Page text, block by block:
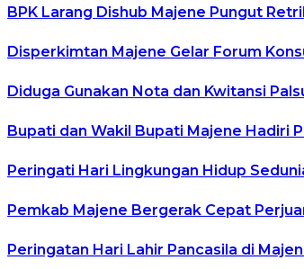
BPK Larang Dishub Majene Pungut
Disperkimtan Majene Gelar Forum
Diduga Gunakan Nota dan Kwitansi
Bupati dan Wakil Bupati Majene Hadiri
Peringati Hari Lingkungan Hidup
Pemkab Majene Bergerak Cepat
Peringatan Hari Lahir Pancasila di